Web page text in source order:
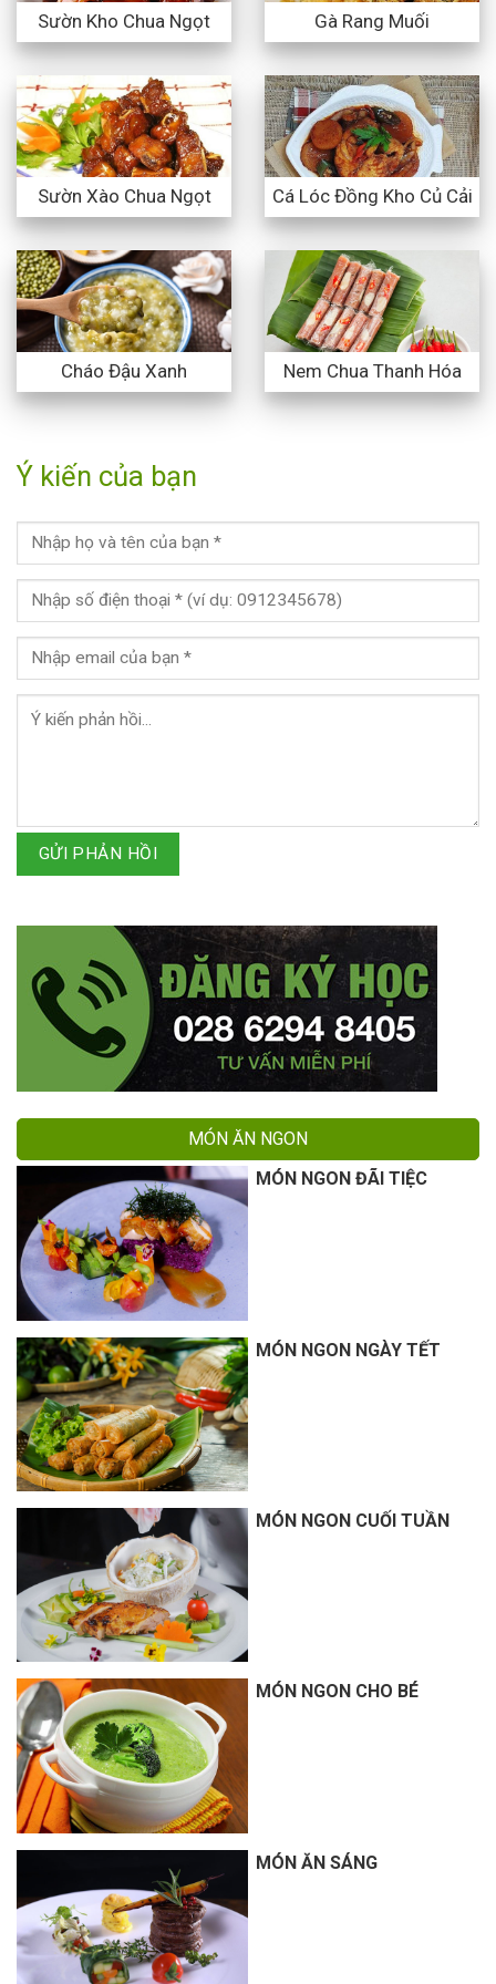
Sườn Kho Chua Ngọt Gà Rang Muối
Sườn Xào Chua Ngọt Cá Lóc Đồng Kho Củ Cải
Cháo Đậu Xanh Nem Chua Thanh Hóa
Ý kiến của bạn
GỬI PHẢN HỒI
MÓN ĂN NGON
MÓN NGON ĐÃI TIỆC
MÓN NGON NGÀY TẾT
MÓN NGON CUỐI TUẦN
MÓN NGON CHO BÉ
MÓN ĂN SÁNG